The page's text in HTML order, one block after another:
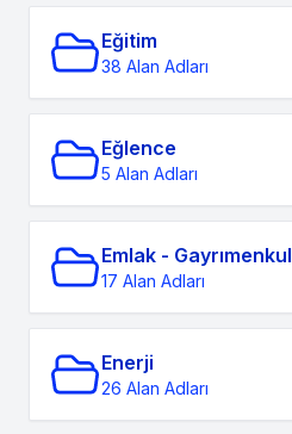
Eğitim
38 Alan Adları
Eğlence
5 Alan Adları
Emlak - Gayrımenkul
17 Alan Adları
Enerji
26 Alan Adları